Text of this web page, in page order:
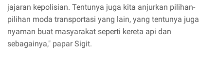
jajaran kepolisian. Tentunya juga kita anjurkan pilihan-
pilihan moda transportasi yang lain, yang tentunya juga
nyaman buat masyarakat seperti kereta api dan
sebagainya," papar Sigit.